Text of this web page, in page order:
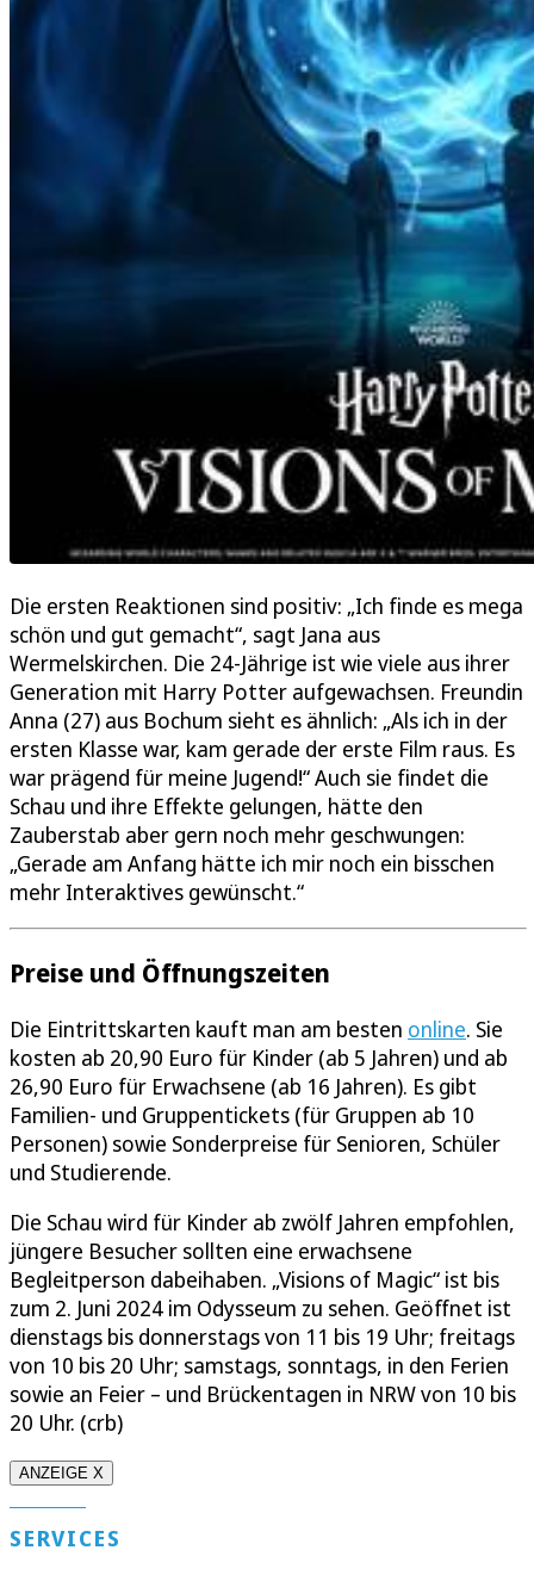
Die ersten Reaktionen sind positiv: „Ich finde es mega
schön und gut gemacht“, sagt Jana aus
Wermelskirchen. Die 24-Jährige ist wie viele aus ihrer
Generation mit Harry Potter aufgewachsen. Freundin
Anna (27) aus Bochum sieht es ähnlich: „Als ich in der
ersten Klasse war, kam gerade der erste Film raus. Es
war prägend für meine Jugend!“ Auch sie findet die
Schau und ihre Effekte gelungen, hätte den
Zauberstab aber gern noch mehr geschwungen:
„Gerade am Anfang hätte ich mir noch ein bisschen
mehr Interaktives gewünscht.“
Preise und Öffnungszeiten
Die Eintrittskarten kauft man am besten online. Sie
kosten ab 20,90 Euro für Kinder (ab 5 Jahren) und ab
26,90 Euro für Erwachsene (ab 16 Jahren). Es gibt
Familien- und Gruppentickets (für Gruppen ab 10
Personen) sowie Sonderpreise für Senioren, Schüler
und Studierende.
Die Schau wird für Kinder ab zwölf Jahren empfohlen,
jüngere Besucher sollten eine erwachsene
Begleitperson dabeihaben. „Visions of Magic“ ist bis
zum 2. Juni 2024 im Odysseum zu sehen. Geöffnet ist
dienstags bis donnerstags von 11 bis 19 Uhr; freitags
von 10 bis 20 Uhr; samstags, sonntags, in den Ferien
sowie an Feier – und Brückentagen in NRW von 10 bis
20 Uhr. (crb)
ANZEIGE X
SERVICES